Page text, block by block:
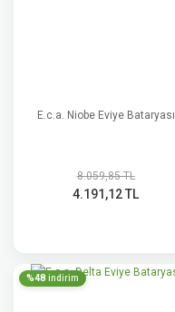
E.c.a. Niobe Eviye Bataryası
8.059,85 TL
4.191,12 TL
%48 indirim